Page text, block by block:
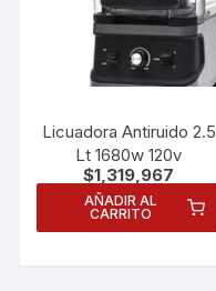
Licuadora Antiruido 2.5
Lt 1680w 120v
$1,319,967
AÑADIR AL
CARRITO